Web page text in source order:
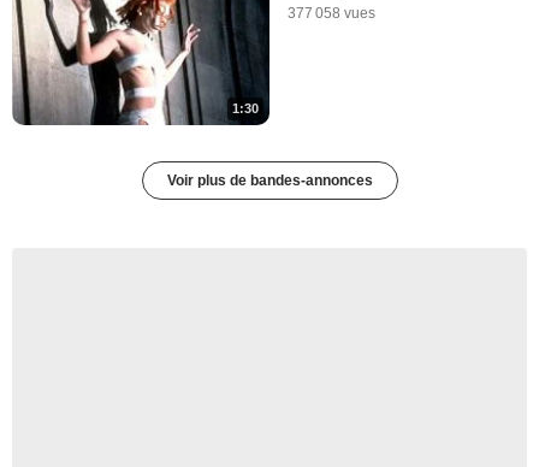
1:30
377 058 vues
Voir plus de bandes-annonces